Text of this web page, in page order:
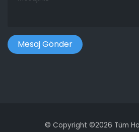
© Copyright ©2026 Tüm